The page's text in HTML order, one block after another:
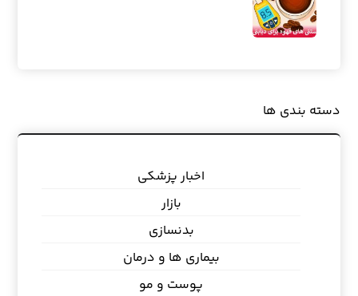
دسته بندی ها
اخبار پزشکی
بازار
بدنسازی
بیماری ها و درمان
پوست و مو